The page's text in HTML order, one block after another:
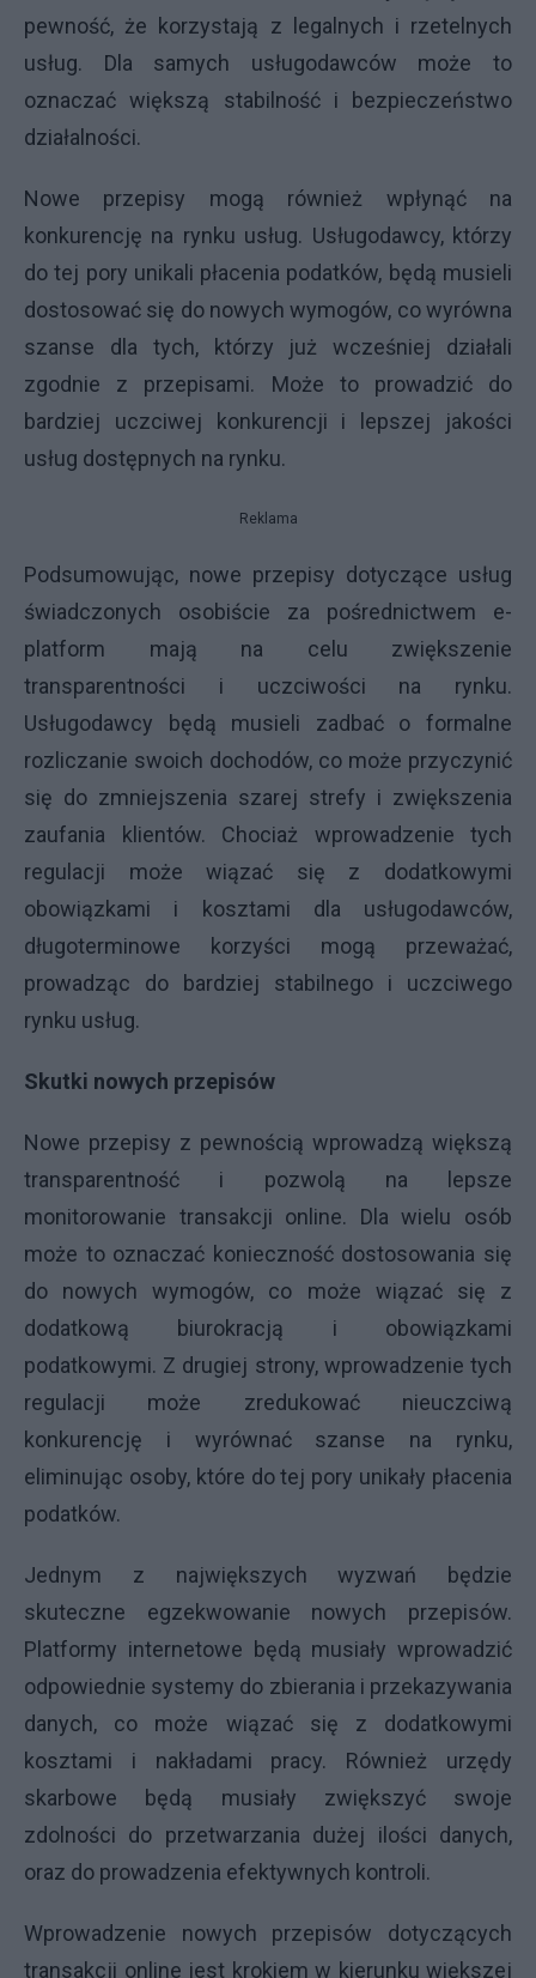
pewność, że korzystają z legalnych i rzetelnych
usług. Dla samych usługodawców może to
oznaczać większą stabilność i bezpieczeństwo
działalności.
Nowe przepisy mogą również wpłynąć na
konkurencję na rynku usług. Usługodawcy, którzy
do tej pory unikali płacenia podatków, będą musieli
dostosować się do nowych wymogów, co wyrówna
szanse dla tych, którzy już wcześniej działali
zgodnie z przepisami. Może to prowadzić do
bardziej uczciwej konkurencji i lepszej jakości
usług dostępnych na rynku.
Reklama
Podsumowując, nowe przepisy dotyczące usług
świadczonych osobiście za pośrednictwem e-
platform mają na celu zwiększenie
transparentności i uczciwości na rynku.
Usługodawcy będą musieli zadbać o formalne
rozliczanie swoich dochodów, co może przyczynić
się do zmniejszenia szarej strefy i zwiększenia
zaufania klientów. Chociaż wprowadzenie tych
regulacji może wiązać się z dodatkowymi
obowiązkami i kosztami dla usługodawców,
długoterminowe korzyści mogą przeważać,
prowadząc do bardziej stabilnego i uczciwego
rynku usług.
Skutki nowych przepisów
Nowe przepisy z pewnością wprowadzą większą
transparentność i pozwolą na lepsze
monitorowanie transakcji online. Dla wielu osób
może to oznaczać konieczność dostosowania się
do nowych wymogów, co może wiązać się z
dodatkową biurokracją i obowiązkami
podatkowymi. Z drugiej strony, wprowadzenie tych
regulacji może zredukować nieuczciwą
konkurencję i wyrównać szanse na rynku,
eliminując osoby, które do tej pory unikały płacenia
podatków.
Jednym z największych wyzwań będzie
skuteczne egzekwowanie nowych przepisów.
Platformy internetowe będą musiały wprowadzić
odpowiednie systemy do zbierania i przekazywania
danych, co może wiązać się z dodatkowymi
kosztami i nakładami pracy. Również urzędy
skarbowe będą musiały zwiększyć swoje
zdolności do przetwarzania dużej ilości danych,
oraz do prowadzenia efektywnych kontroli.
Wprowadzenie nowych przepisów dotyczących
transakcji online jest krokiem w kierunku większej